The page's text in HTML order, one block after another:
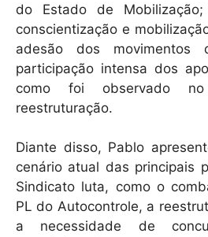
do Estado de
conscientização e
adesão dos movimentos
participação intensa dos
como foi observado no
reestruturação.
Diante disso, Pablo
cenário atual das principais
Sindicato luta, como o
PL do Autocontrole, a
a necessidade de